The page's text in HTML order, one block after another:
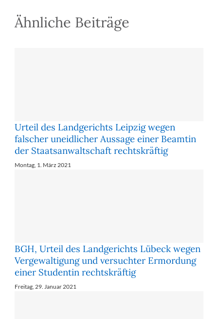
Ähnliche Beiträge
Urteil des Landgerichts Leipzig wegen
falscher uneidlicher Aussage einer Beamtin
der Staatsanwaltschaft rechtskräftig
Montag, 1. März 2021
BGH, Urteil des Landgerichts Lübeck wegen
Vergewaltigung und versuchter Ermordung
einer Studentin rechtskräftig
Freitag, 29. Januar 2021